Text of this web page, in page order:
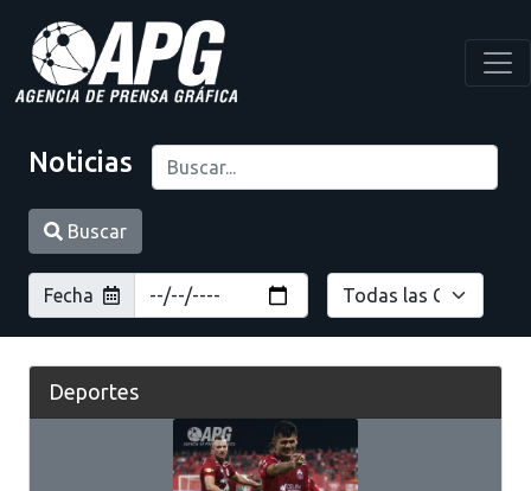
Noticias
Buscar
Fecha
Deportes